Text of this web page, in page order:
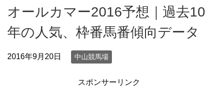
オールカマー2016予想｜過去10
年の人気、枠番馬番傾向データ
2016年9月20日 中山競馬場
スポンサーリンク